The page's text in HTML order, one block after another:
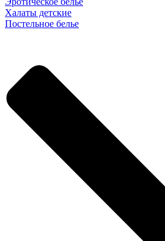
Халаты детские
Постельное белье